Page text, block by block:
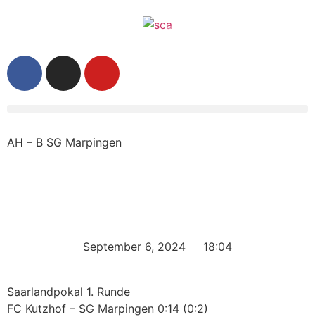
AH – B SG Marpingen
September 6, 2024 18:04
Saarlandpokal 1. Runde
FC Kutzhof – SG Marpingen 0:14 (0:2)